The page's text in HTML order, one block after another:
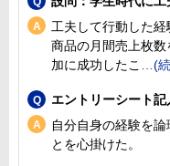
工夫して行動した
商品の月間売上枚
加に成功したこ
エントリーシート
自分自身の経験を
とを心掛けた。